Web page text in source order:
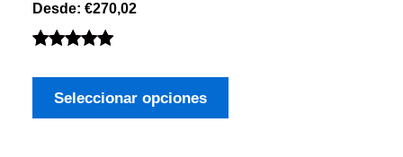
Desde: €270,02
Seleccionar opciones